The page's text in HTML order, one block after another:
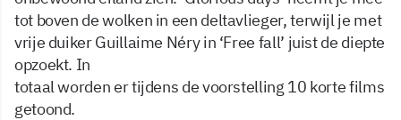
tot boven de wolken in een deltavlieger, terwijl je met
vrije duiker Guillaime Néry in ‘Free fall’ juist de diepte
opzoekt. In
totaal worden er tijdens de voorstelling 10 korte films
getoond.